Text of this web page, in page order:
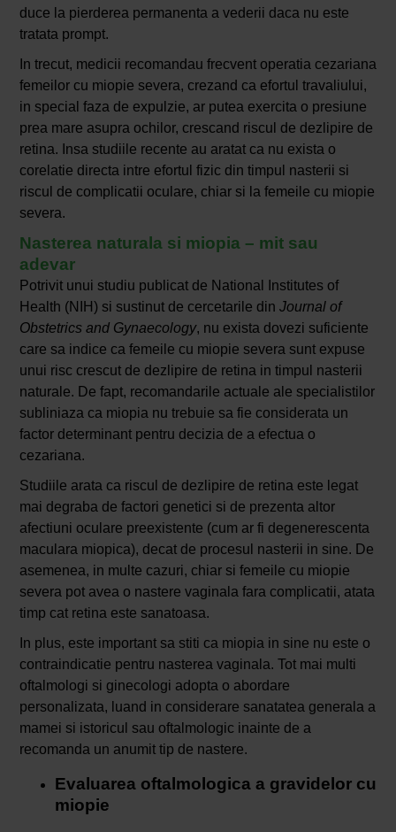
duce la pierderea permanenta a vederii daca nu este
tratata prompt.
In trecut, medicii recomandau frecvent operatia cezariana
femeilor cu miopie severa, crezand ca efortul travaliului,
in special faza de expulzie, ar putea exercita o presiune
prea mare asupra ochilor, crescand riscul de dezlipire de
retina. Insa studiile recente au aratat ca nu exista o
corelatie directa intre efortul fizic din timpul nasterii si
riscul de complicatii oculare, chiar si la femeile cu miopie
severa.
Nasterea naturala si miopia – mit sau
adevar
Potrivit unui studiu publicat de National Institutes of
Health (NIH) si sustinut de cercetarile din Journal of
Obstetrics and Gynaecology, nu exista dovezi suficiente
care sa indice ca femeile cu miopie severa sunt expuse
unui risc crescut de dezlipire de retina in timpul nasterii
naturale. De fapt, recomandarile actuale ale specialistilor
subliniaza ca miopia nu trebuie sa fie considerata un
factor determinant pentru decizia de a efectua o
cezariana.
Studiile arata ca riscul de dezlipire de retina este legat
mai degraba de factori genetici si de prezenta altor
afectiuni oculare preexistente (cum ar fi degenerescenta
maculara miopica), decat de procesul nasterii in sine. De
asemenea, in multe cazuri, chiar si femeile cu miopie
severa pot avea o nastere vaginala fara complicatii, atata
timp cat retina este sanatoasa.
In plus, este important sa stiti ca miopia in sine nu este o
contraindicatie pentru nasterea vaginala. Tot mai multi
oftalmologi si ginecologi adopta o abordare
personalizata, luand in considerare sanatatea generala a
mamei si istoricul sau oftalmologic inainte de a
recomanda un anumit tip de nastere.
Evaluarea oftalmologica a gravidelor cu
miopie